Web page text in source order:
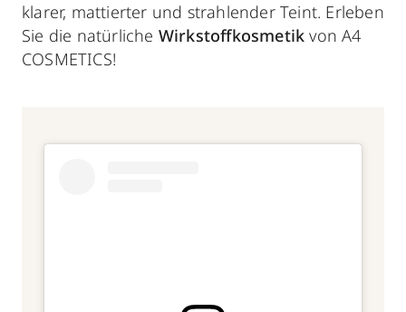
klarer, mattierter und strahlender Teint. Erleben
Sie die natürliche Wirkstoffkosmetik von A4
COSMETICS!